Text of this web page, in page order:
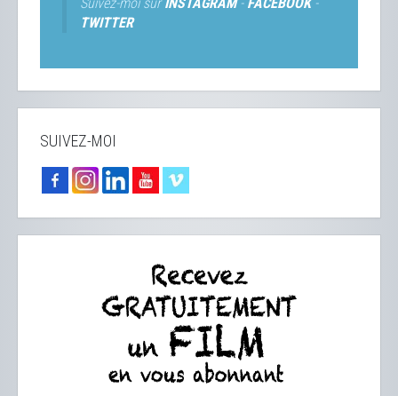
TWITTER
SUIVEZ-MOI